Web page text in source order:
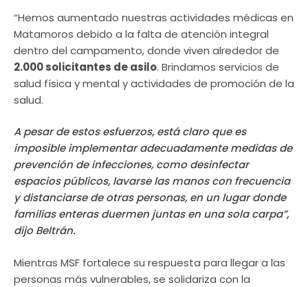
“Hemos aumentado nuestras actividades médicas en
Matamoros debido a la falta de atención integral
dentro del campamento, donde viven alrededor de
2.000 solicitantes de asilo. Brindamos servicios de
salud física y mental y actividades de promoción de la
salud.
A pesar de estos esfuerzos, está claro que es
imposible implementar adecuadamente medidas de
prevención de infecciones, como desinfectar
espacios públicos, lavarse las manos con frecuencia
y distanciarse de otras personas, en un lugar donde
familias enteras duermen juntas en una sola carpa”,
dijo Beltrán.
Mientras MSF fortalece su respuesta para llegar a las
personas más vulnerables, se solidariza con la